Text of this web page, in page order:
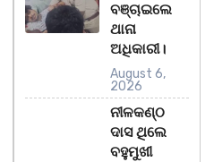
ବଞ୍ଚାଇଲେ
ଥାନା
ଅଧିକାରୀ।
August 6,
2026
ନୀଳକଣ୍ଠ
ଦାସ ଥିଲେ
ବହୁମୁଖୀ